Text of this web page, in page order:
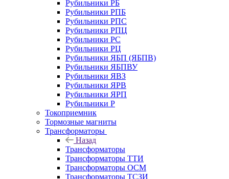
Рубильники РБ
Рубильники РПБ
Рубильники РПС
Рубильники РПЦ
Рубильники РС
Рубильники РЦ
Рубильники ЯБП (ЯБПВ)
Рубильники ЯБПВУ
Рубильники ЯВЗ
Рубильники ЯРВ
Рубильники ЯРП
Рубильники Р
Токоприемник
Тормозные магниты
Трансформаторы
Назад
Трансформаторы
Трансформаторы ТТИ
Трансформаторы ОСМ
Трансформаторы ТСЗИ